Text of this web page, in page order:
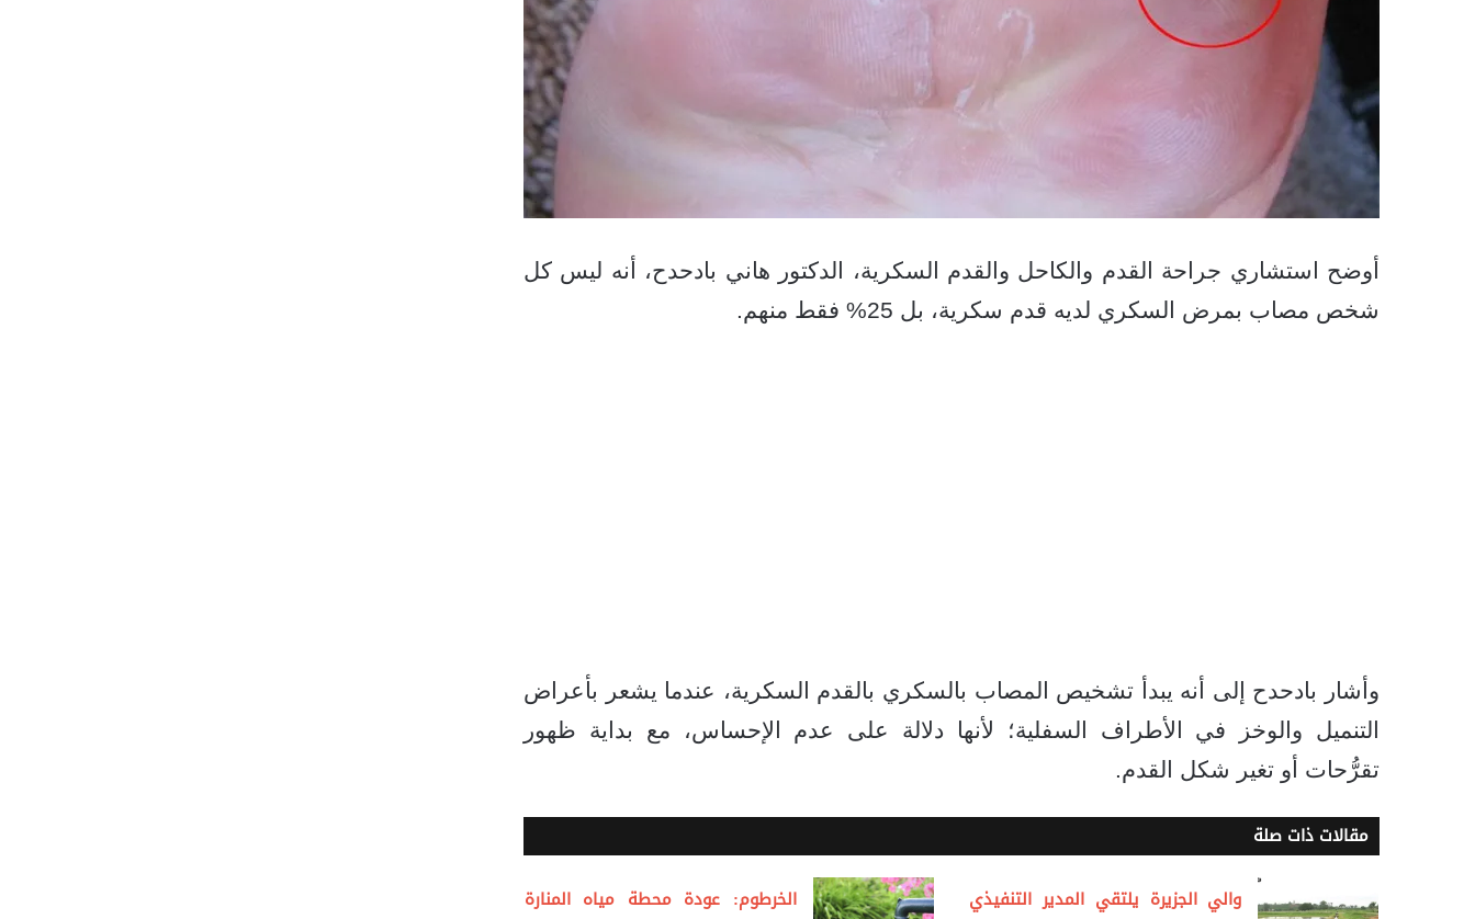
أوضح استشاري جراحة القدم والكاحل والقدم السكرية، الدكتور هاني بادحدح، أنه ليس كل
شخص مصاب بمرض السكري لديه قدم سكرية، بل 25% فقط منهم.
وأشار بادحدح إلى أنه يبدأ تشخيص المصاب بالسكري بالقدم السكرية، عندما يشعر بأعراض
التنميل والوخز في الأطراف السفلية؛ لأنها دلالة على عدم الإحساس، مع بداية ظهور
تقرُّحات أو تغير شكل القدم.
مقالات ذات صلة
والي الجزيرة يلتقي المدير التنفيذي
الخرطوم: عودة محطة مياه المنارة